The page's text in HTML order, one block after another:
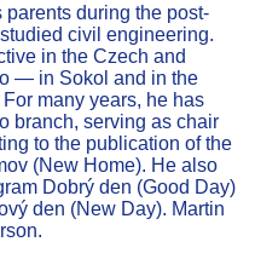
during the post-
civil engineering.
in the Czech and
— in Sokol and in the
many years, he has
branch, serving as chair
to the publication of the
(New Home). He also
Dobrý den (Good Day)
den (New Day). Martin